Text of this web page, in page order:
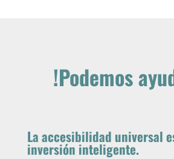
!Podemos
La accesibilidad universal
inversión inteligente.